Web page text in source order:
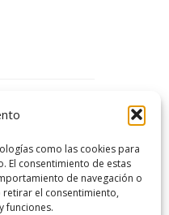
como las cookies para
El consentimiento de estas
de navegación o
retirar el consentimiento,
funciones.